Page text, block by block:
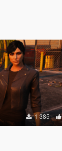
1 385